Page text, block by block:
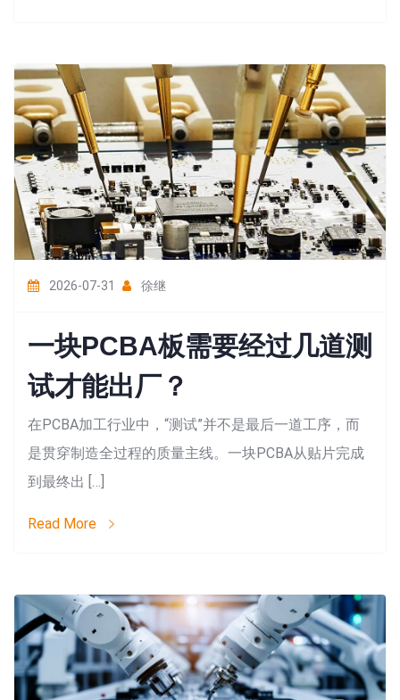
2026-07-31 徐继
一块PCBA板需要经过几道测
试才能出厂？
在PCBA加工行业中，“测试”并不是最后一道工序，而
是贯穿制造全过程的质量主线。一块PCBA从贴片完成
到最终出 […]
Read More